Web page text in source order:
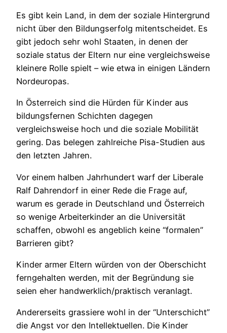
Es gibt kein Land, in dem der soziale Hintergrund
nicht über den Bildungserfolg mitentscheidet. Es
gibt jedoch sehr wohl Staaten, in denen der
soziale status der Eltern nur eine vergleichsweise
kleinere Rolle spielt – wie etwa in einigen Ländern
Nordeuropas.
In Österreich sind die Hürden für Kinder aus
bildungsfernen Schichten dagegen
vergleichsweise hoch und die soziale Mobilität
gering. Das belegen zahlreiche Pisa-Studien aus
den letzten Jahren.
Vor einem halben Jahrhundert warf der Liberale
Ralf Dahrendorf in einer Rede die Frage auf,
warum es gerade in Deutschland und Österreich
so wenige Arbeiterkinder an die Universität
schaffen, obwohl es angeblich keine “formalen”
Barrieren gibt?
Kinder armer Eltern würden von der Oberschicht
ferngehalten werden, mit der Begründung sie
seien eher handwerklich/praktisch veranlagt.
Andererseits grassiere wohl in der “Unterschicht”
die Angst vor den Intellektuellen. Die Kinder